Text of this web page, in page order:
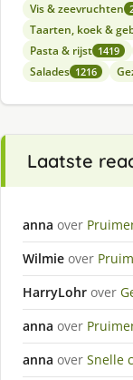
Vis & zeevruchten
Taarten, koek &
Pasta & rijst 1419
Salades 1216
Laatste
anna over
Wilmie over
HarryLohr over
anna over
anna over Snelle